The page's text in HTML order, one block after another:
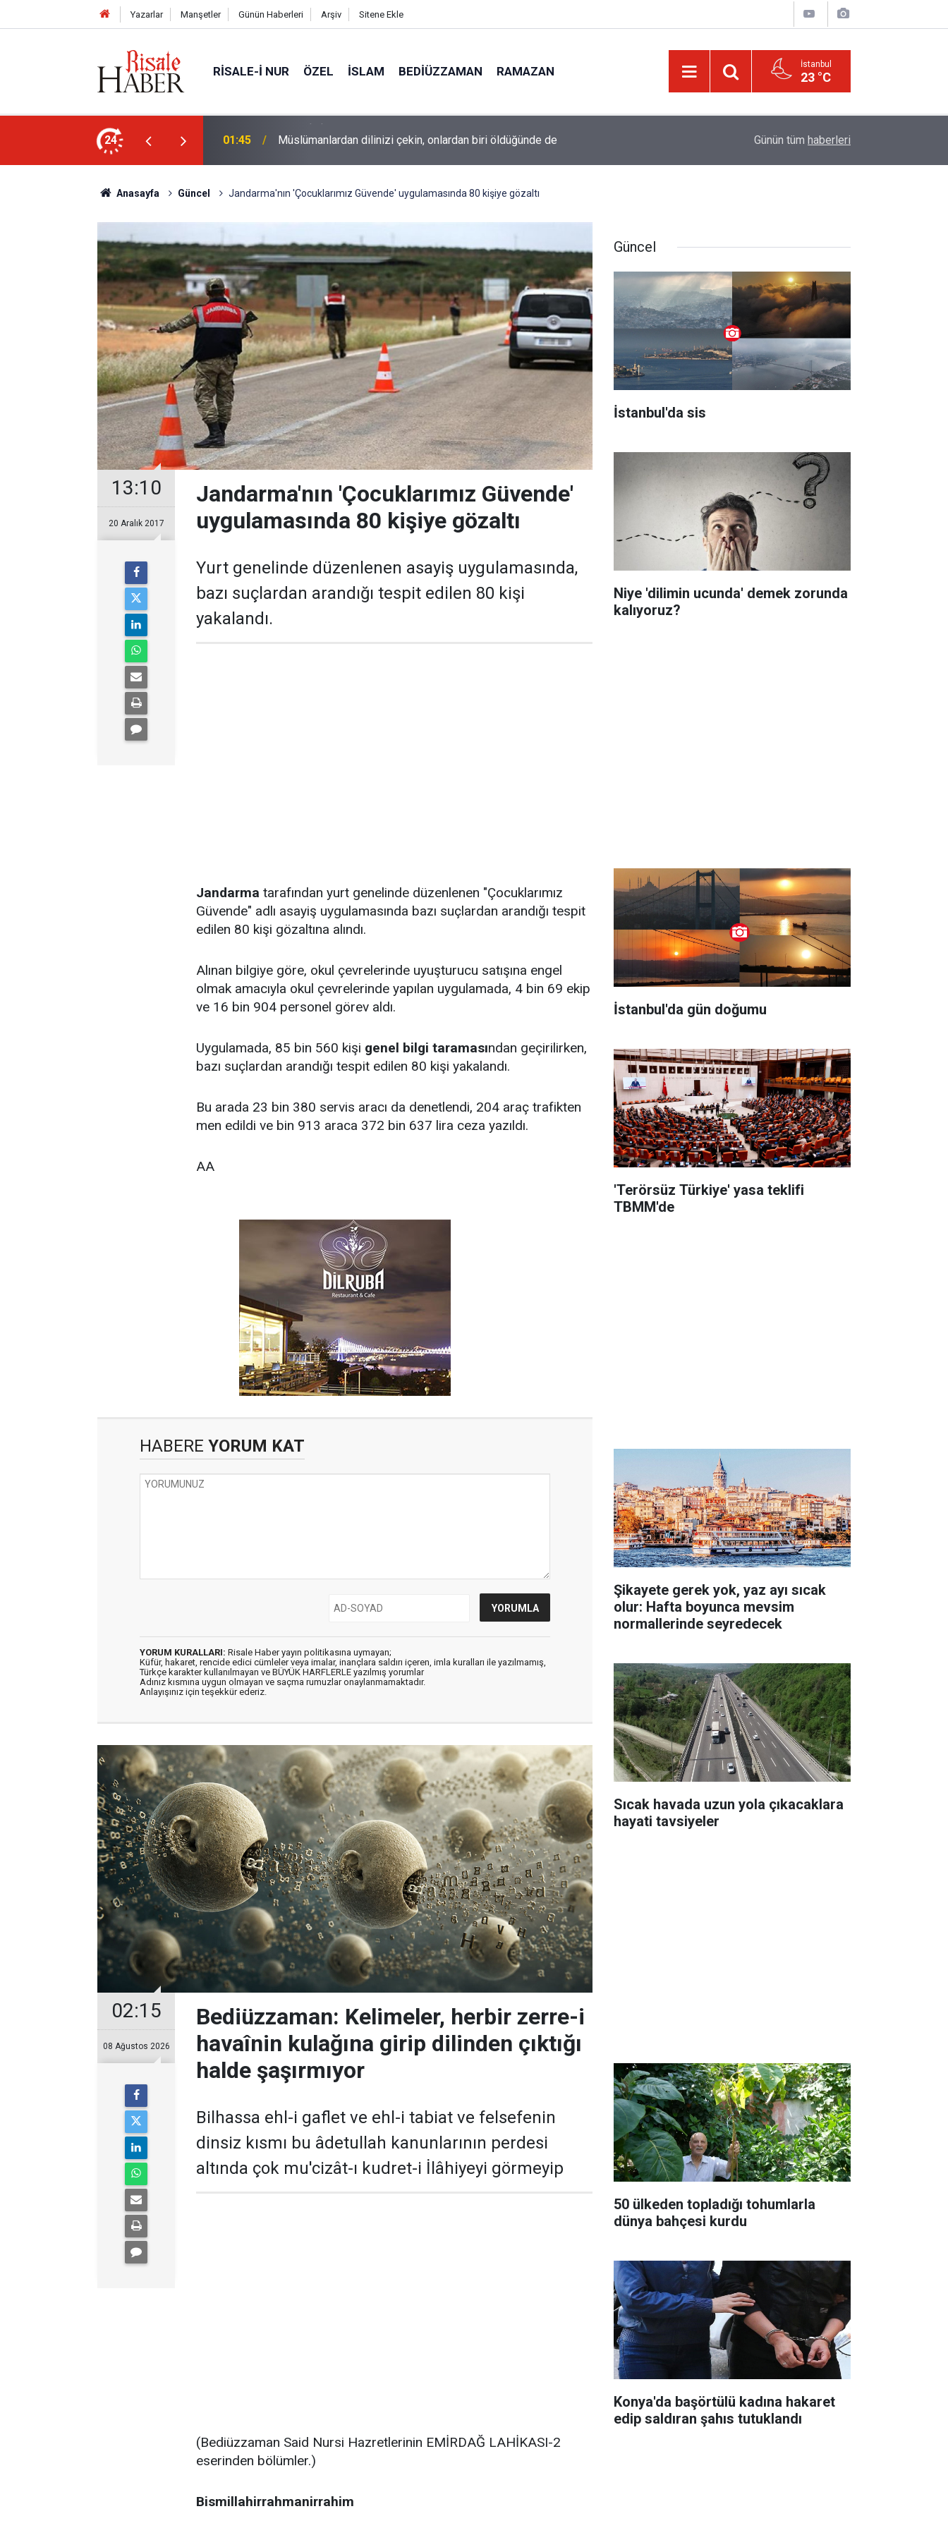
Yazarlar Manşetler Günün Haberleri Arşiv Sitene Ekle
RISALE-I NUR ÖZEL İSLAM BEDIÜZZAMAN RAMAZAN İstanbul
23 °C
24
i havaînin kulağına girip dilinden çıktığı
01:45 Müslümanlardan dilinizi çekin, onlardan biri öldüğünde de Lût kavmine âid o alt-üst olan şehirleri de
Günün tüm haberleri
Anasayfa Güncel Jandarma'nın 'Çocuklarımız Güvende' uygulamasında 80 kişiye gözaltı
13:10
20 Aralık 2017
Jandarma'nın 'Çocuklarımız Güvende'
uygulamasında 80 kişiye gözaltı
Yurt genelinde düzenlenen asayiş uygulamasında,
bazı suçlardan arandığı tespit edilen 80 kişi
yakalandı.
Jandarma tarafından yurt genelinde düzenlenen "Çocuklarımız
Güvende" adlı asayiş uygulamasında bazı suçlardan arandığı tespit
edilen 80 kişi gözaltına alındı.
Alınan bilgiye göre, okul çevrelerinde uyuşturucu satışına engel
olmak amacıyla okul çevrelerinde yapılan uygulamada, 4 bin 69 ekip
ve 16 bin 904 personel görev aldı.
Uygulamada, 85 bin 560 kişi genel bilgi taramasından geçirilirken,
bazı suçlardan arandığı tespit edilen 80 kişi yakalandı.
Bu arada 23 bin 380 servis aracı da denetlendi, 204 araç trafikten
men edildi ve bin 913 araca 372 bin 637 lira ceza yazıldı.
AA
HABERE YORUM KAT
YORUM KURALLARI: Risale Haber yayın politikasına uymayan;
Küfür, hakaret, rencide edici cümleler veya imalar, inançlara saldırı içeren, imla kuralları ile yazılmamış,
Türkçe karakter kullanılmayan ve BÜYÜK HARFLERLE yazılmış yorumlar
Adınız kısmına uygun olmayan ve saçma rumuzlar onaylanmamaktadır.
Anlayışınız için teşekkür ederiz.
02:15
08 Ağustos 2026
Bediüzzaman: Kelimeler, herbir zerre-i
havaînin kulağına girip dilinden çıktığı
halde şaşırmıyor
Bilhassa ehl-i gaflet ve ehl-i tabiat ve felsefenin
dinsiz kısmı bu âdetullah kanunlarının perdesi
altında çok mu'cizât-ı kudret-i İlâhiyeyi görmeyip
(Bediüzzaman Said Nursi Hazretlerinin EMİRDAĞ LAHİKASI-2
eserinden bölümler.)
Bismillahirrahmanirrahim
Güncel
İstanbul'da sis
Niye 'dilimin ucunda' demek zorunda
kalıyoruz?
İstanbul'da gün doğumu
'Terörsüz Türkiye' yasa teklifi
TBMM'de
Şikayete gerek yok, yaz ayı sıcak
olur: Hafta boyunca mevsim
normallerinde seyredecek
Sıcak havada uzun yola çıkacaklara
hayati tavsiyeler
50 ülkeden topladığı tohumlarla
dünya bahçesi kurdu
Konya'da başörtülü kadına hakaret
edip saldıran şahıs tutuklandı